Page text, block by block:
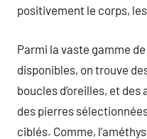
positivement le corps,
Parmi la vaste gamme
disponibles, on trouve
boucles d’oreilles, et
des pierres
ciblés. Comme,